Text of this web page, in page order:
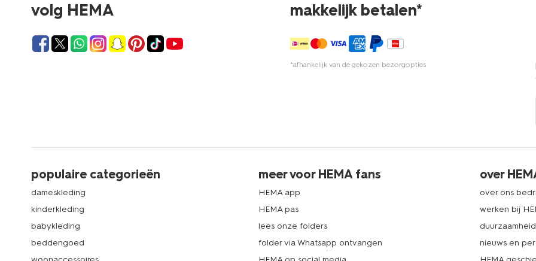
volg HEMA makkelijk betalen*
*afhankelijk van de gekozen bezorgopties
populaire categorieën
dameskleding
kinderkleding
babykleding
beddengoed
meer voor HEMA fans
HEMA app
HEMA pas
lees onze folders
folder via Whatsapp ontvangen
over
over ons
werken bij
duurzaamheid
nieuws en